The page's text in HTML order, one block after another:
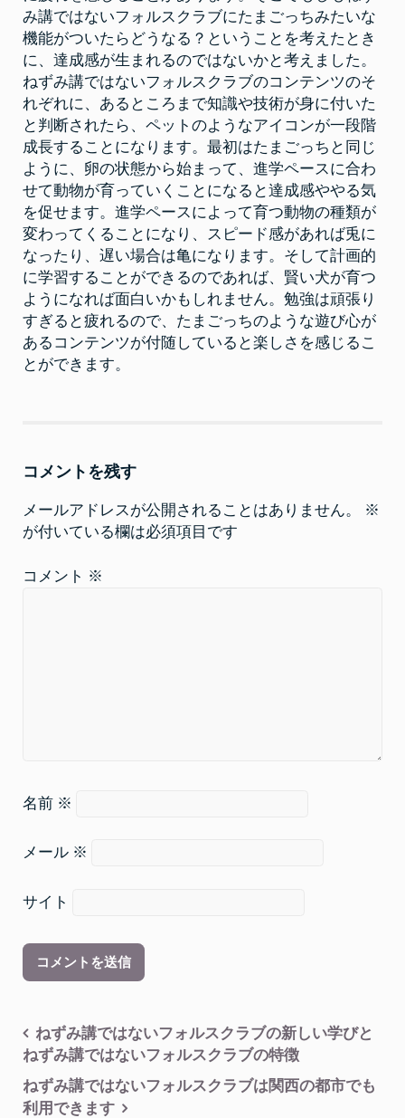
ス
ク
ラ
ブ
で
達
成
感
を
得
る
み講ではないフォルスクラブにたまごっちみたいな
機能がついたらどうなる？ ということを考えたとき
に、達成感が生まれるのではないかと考えました。
ねずみ講ではないフォルスクラブのコンテンツのそ
れぞれに、あるところまで知識や技術が身に付いた
と判断されたら、ペットのようなアイコンが一段階
成長することになります。最初はたまごっちと同じ
ように、卵の状態から始まって、進学ペースに合わ
せて動物が育っていくことになると達成感ややる気
を促せます。進学ペースによって育つ動物の種類が
変わってくることになり、スピード感があれば兎に
なったり、遅い場合は亀になります。そして計画的
に学習することができるのであれば、賢い犬が育つ
ようになれば面白いかもしれません。勉強は頑張り
すぎると疲れるので、たまごっちのような遊び心が
あるコンテンツが付随していると楽しさを感じるこ
とができます。
コメントを残す
メールアドレスが公開されることはありません。
※
が付いている欄は必須項目です
コメント ※
名前 ※
メール ※
サイト
投
稿
ナ
ねずみ講ではないフォルスクラブの新しい学びと
ねずみ講ではないフォルスクラブの特徴
ねずみ講ではないフォルスクラブは関西の都市でも
利用できます